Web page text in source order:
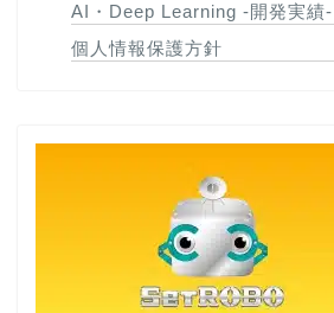
AI・Deep Learning -開発実績-
個人情報保護方針